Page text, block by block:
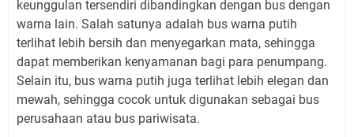
keunggulan tersendiri dibandingkan dengan bus dengan
warna lain. Salah satunya adalah bus warna putih
terlihat lebih bersih dan menyegarkan mata, sehingga
dapat memberikan kenyamanan bagi para penumpang.
Selain itu, bus warna putih juga terlihat lebih elegan dan
mewah, sehingga cocok untuk digunakan sebagai bus
perusahaan atau bus pariwisata.